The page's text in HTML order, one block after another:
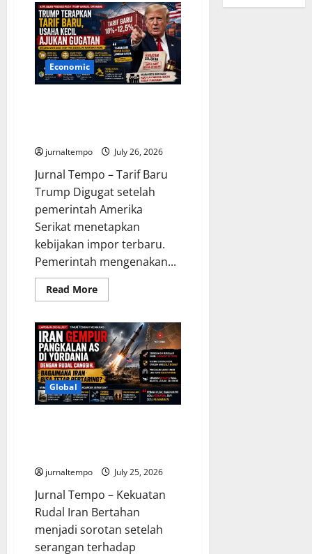
Penonton
Ambruk
di
Kejurnas
Drift
Purwokerto,
Panitia
Janjikan
Evaluasi
Economic
jurnaltempo July 26, 2026
Jurnal Tempo – Tarif Baru
Trump Digugat setelah
pemerintah Amerika
Serikat menetapkan
kebijakan impor terbaru.
Pemerintah mengenakan...
Read MoreRead
more
Terapkan
Tarif
Baru,
Usaha
Kecil
Mengajukan
Gugatan
ke
Pengadilan
Global
jurnaltempo July 25, 2026
Jurnal Tempo – Kekuatan
Rudal Iran Bertahan
menjadi sorotan setelah
serangan terhadap